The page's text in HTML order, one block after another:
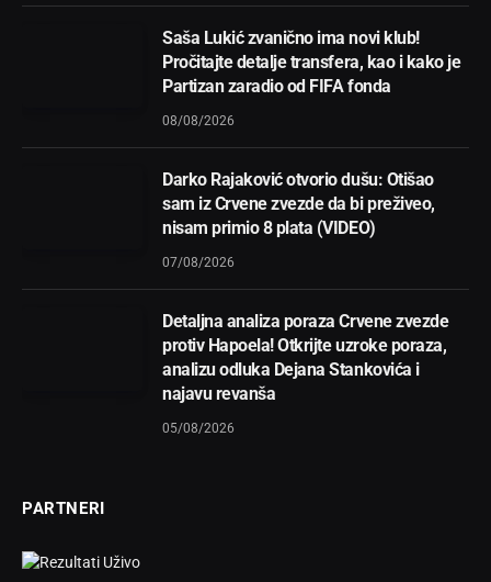
Saša Lukić zvanično ima novi klub!
Pročitajte detalje transfera, kao i kako je
Partizan zaradio od FIFA fonda
08/08/2026
Darko Rajaković otvorio dušu: Otišao
sam iz Crvene zvezde da bi preživeo,
nisam primio 8 plata (VIDEO)
07/08/2026
Detaljna analiza poraza Crvene zvezde
protiv Hapoela! Otkrijte uzroke poraza,
analizu odluka Dejana Stankovića i
najavu revanša
05/08/2026
PARTNERI